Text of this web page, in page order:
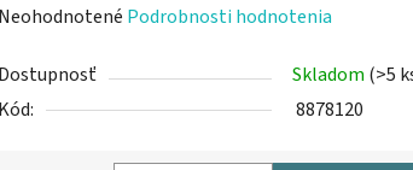
Priemerné
produktu
je
Neohodnotené Podrobnosti hodnotenia
Dostupnosť Skladom (>5
Kód:
8878120